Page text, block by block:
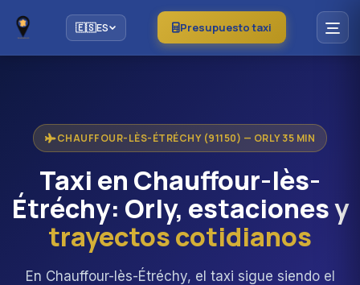
🇪🇸ES Presupuesto taxi
CHAUFFOUR-LÈS-ÉTRÉCHY (91150) — ORLY 35 MIN
Taxi en Chauffour-lès-
Étréchy: Orly, estaciones y
trayectos cotidianos
En Chauffour-lès-Étréchy, el taxi sigue siendo el